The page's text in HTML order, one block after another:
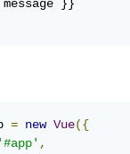
= new Vue({
'#app' ,